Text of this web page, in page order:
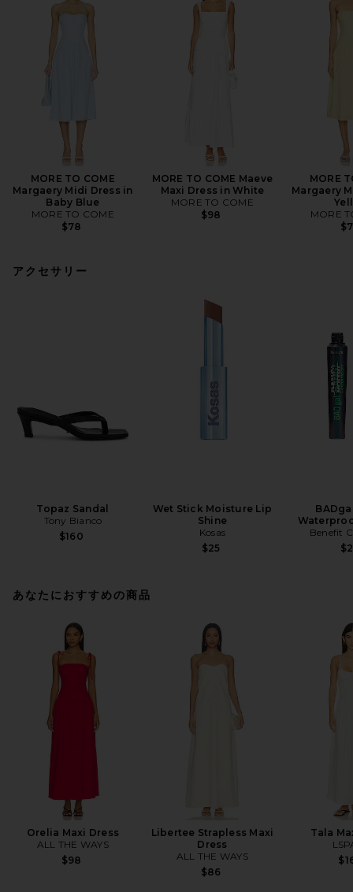
MORE TO COME
Margaery Midi Dress in
Baby Blue
MORE TO COME
$78
MORE TO COME Maeve
Maxi Dress in White
MORE TO COME
$98
MORE
Margaery
MORE
アクセサリー
Topaz Sandal
Tony Bianco
$160
Wet Stick Moisture Lip
Shine
Kosas
$25
Benefit
あなたにおすすめの商品
Orelia Maxi Dress
ALL THE WAYS
$98
Libertee Strapless Maxi
Dress
ALL THE WAYS
$86
Tala